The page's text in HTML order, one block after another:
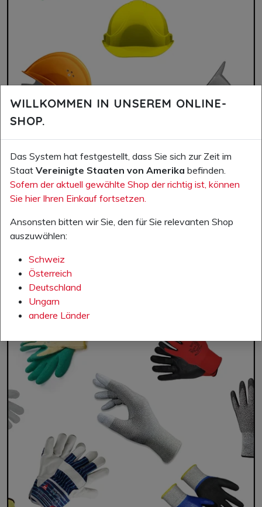
KOPFSCHUTZ
HELLE KÖPFE SCHÜTZEN SICH!
WILLKOMMEN IN UNSEREM ONLINE-
SHOP.
Das System hat festgestellt, dass Sie sich zur Zeit im
Staat Vereinigte Staaten von Amerika befinden.
Sofern der aktuell gewählte Shop der richtig ist, können
Sie hier Ihren Einkauf fortsetzen.
Ansonsten bitten wir Sie, den für Sie relevanten Shop
auszuwählen:
Schweiz
Österreich
Deutschland
Ungarn
andere Länder